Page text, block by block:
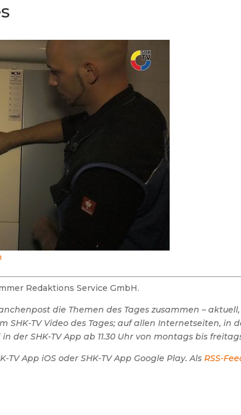
Redaktions Service GmbH.
die Themen des Tages zusammen – aktuell,
TV Video des Tages; auf allen Internetseiten, in
der SHK-TV App ab 11.30 Uhr von montags bis
TV App iOS oder SHK-TV App Google Play. AlsRSS-